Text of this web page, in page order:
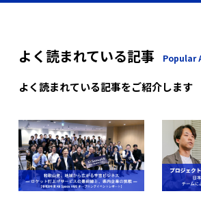
よく読まれている記事 Popular
よく読まれている記事をご紹介します